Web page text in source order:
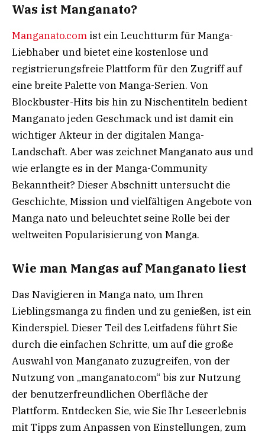
Was ist Manganato?
Manganato.com ist ein Leuchtturm für Manga-
Liebhaber und bietet eine kostenlose und
registrierungsfreie Plattform für den Zugriff auf
eine breite Palette von Manga-Serien. Von
Blockbuster-Hits bis hin zu Nischentiteln bedient
Manganato jeden Geschmack und ist damit ein
wichtiger Akteur in der digitalen Manga-
Landschaft. Aber was zeichnet Manganato aus und
wie erlangte es in der Manga-Community
Bekanntheit? Dieser Abschnitt untersucht die
Geschichte, Mission und vielfältigen Angebote von
Manga nato und beleuchtet seine Rolle bei der
weltweiten Popularisierung von Manga.
Wie man Mangas auf Manganato liest
Das Navigieren in Manga nato, um Ihren
Lieblingsmanga zu finden und zu genießen, ist ein
Kinderspiel. Dieser Teil des Leitfadens führt Sie
durch die einfachen Schritte, um auf die große
Auswahl von Manganato zuzugreifen, von der
Nutzung von „manganato.com“ bis zur Nutzung
der benutzerfreundlichen Oberfläche der
Plattform. Entdecken Sie, wie Sie Ihr Leseerlebnis
mit Tipps zum Anpassen von Einstellungen, zum